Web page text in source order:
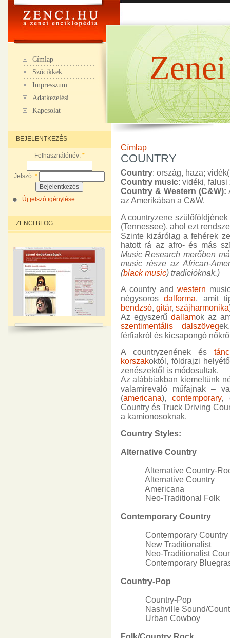
Címlap
Szócikkek
Impresszum
Adatkezelési
Kapcsolat
BEJELENTKEZÉS
Felhasználónév: *
Jelszó: *
Új jelszó igénylése
ZENCI BLOG
Címlap
COUNTRY
Country: ország, haza;
Country music: vidéki, falusi
Country & Western (C&W):
az Amerikában a C&W.
A countryzene
(Tennessee), ahol ezt
Szinte kizárólag a fehérek
hatott rá az afro- és más
Music Research merőben
music része az African-
(black music) tradicióknak.)
A country and western
négysorosdalforma, amit
bendzsó, gitár, szájharmonika
Az egyszerű dallamok az
szentimentális
dalszöveg
férfiakról és kicsapongó
A countryzenének és tánc
korszakoktól, földrajzi
zenészektől is módosultak.
Az alábbiakban kiemeltünk
valamirevaló műfajnak –
(americana),contemporary,
Country és Truck Driving
a kamionosoknak.
Country Styles:
Alternative Country
Alternative Country-
Alternative Country
Americana
Neo-Traditional Folk
Contemporary Country
Contemporary Country
New Traditionalist
Neo-Traditionalist
Contemporary
Country-Pop
Country-Pop
Nashville Sound/
Urban Cowboy